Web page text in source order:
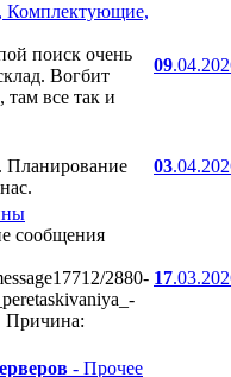
Комплектующие,
поиск очень
Вогбит
там все так и
09
Планирование
03
сообщения
2880-
Причина:
17
- Прочее